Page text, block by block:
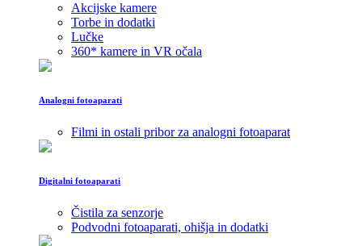
Akcijske kamere
Torbe in dodatki
Lučke
360* kamere in VR očala
Analogni fotoaparati
Filmi in ostali pribor za analogni fotoaparat
Digitalni fotoaparati
Čistila za senzorje
Podvodni fotoaparati, ohišja in dodatki